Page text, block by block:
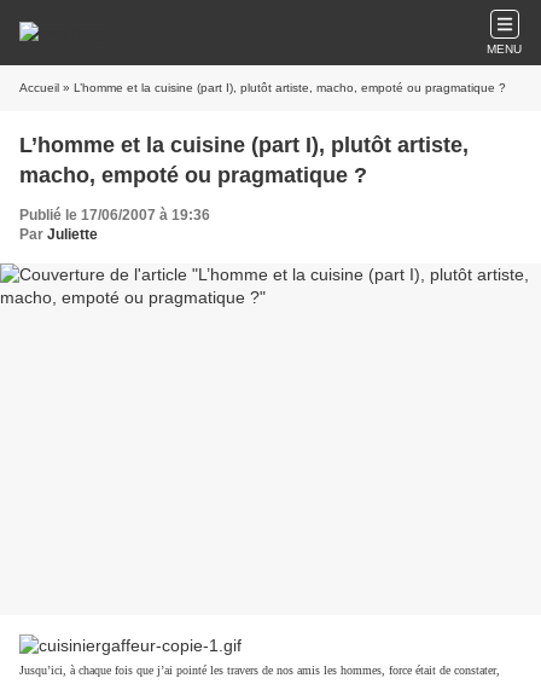
MENU
Accueil » L’homme et la cuisine (part I), plutôt artiste, macho, empoté ou pragmatique ?
L’homme et la cuisine (part I), plutôt artiste,
macho, empoté ou pragmatique ?
Publié le 17/06/2007 à 19:36
Par Juliette
Jusqu’ici, à chaque fois que j’ai pointé les travers de nos amis les hommes, force était de constater,